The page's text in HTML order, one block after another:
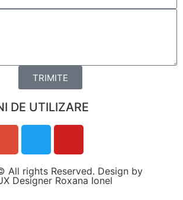
TRIMITE
DE UTILIZARE
All rights Reserved. Design by
Designer Roxana Ionel